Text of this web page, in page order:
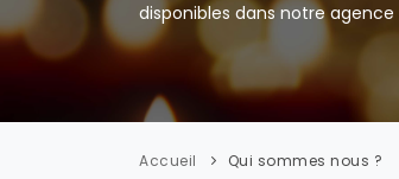
disponibles dans notre
Accueil Qui sommes nous ?